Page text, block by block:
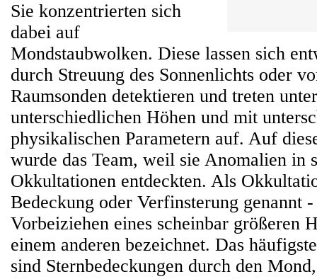
Sie konzentrierten sich
dabei auf
Mondstaubwolken. Diese lassen sich
durch Streuung des Sonnenlichts oder
Raumsonden detektieren und treten
unterschiedlichen Höhen und mit
physikalischen Parametern auf. Auf
wurde das Team, weil sie Anomalien in
Okkultationen entdeckten. Als
Bedeckung oder Verfinsterung genannt
Vorbeiziehen eines scheinbar größeren
einem anderen bezeichnet. Das
sind Sternbedeckungen durch den